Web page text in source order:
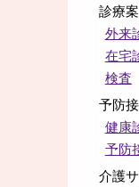
診療
外来
在宅
検査
予防
健康
予防
介護